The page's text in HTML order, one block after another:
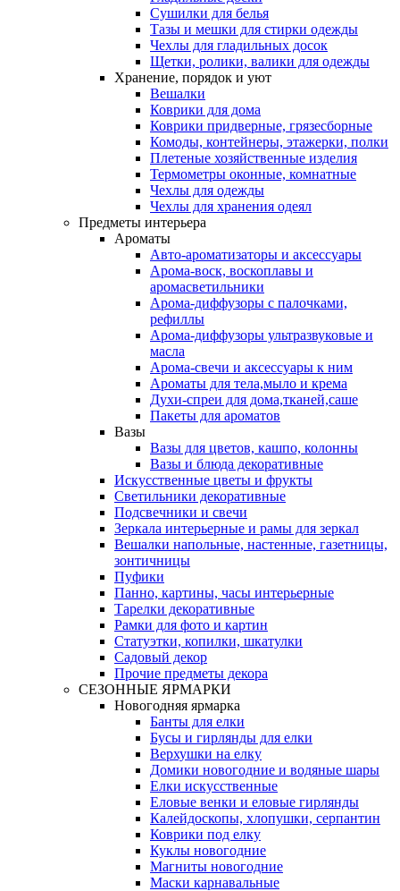
Сушилки для белья
Тазы и мешки для стирки одежды
Чехлы для гладильных досок
Щетки, ролики, валики для одежды
Хранение, порядок и уют
Вешалки
Коврики для дома
Коврики придверные, грязесборные
Комоды, контейнеры, этажерки, полки
Плетеные хозяйственные изделия
Термометры оконные, комнатные
Чехлы для одежды
Чехлы для хранения одеял
Предметы интерьера
Ароматы
Авто-ароматизаторы и аксессуары
Арома-воск, воскоплавы и
аромасветильники
Арома-диффузоры с палочками,
рефиллы
Арома-диффузоры ультразвуковые и
масла
Арома-свечи и аксессуары к ним
Ароматы для тела,мыло и крема
Духи-спреи для дома,тканей,саше
Пакеты для ароматов
Вазы
Вазы для цветов, кашпо, колонны
Вазы и блюда декоративные
Искусственные цветы и фрукты
Светильники декоративные
Подсвечники и свечи
Зеркала интерьерные и рамы для зеркал
Вешалки напольные, настенные, газетницы,
зонтичницы
Пуфики
Панно, картины, часы интерьерные
Тарелки декоративные
Рамки для фото и картин
Статуэтки, копилки, шкатулки
Садовый декор
Прочие предметы декора
СЕЗОННЫЕ ЯРМАРКИ
Новогодняя ярмарка
Банты для елки
Бусы и гирлянды для елки
Верхушки на елку
Домики новогодние и водяные шары
Елки искусственные
Еловые венки и еловые гирлянды
Калейдоскопы, хлопушки, серпантин
Коврики под елку
Куклы новогодние
Магниты новогодние
Маски карнавальные